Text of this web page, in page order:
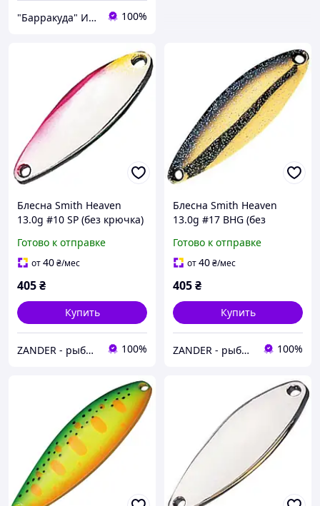
"Барракуда" Интернет-магазин 100%
Блесна Smith Heaven
13.0g #10 SP (без крючка)
Готово к отправке
от40₴/мес
405₴
Купить
ZANDER - рыболовный интернет-магазин 100%
Блесна Smith Heaven
13.0g #17 BHG (без
Готово к отправке
от40₴/мес
405₴
Купить
ZANDER - рыболовный интернет-магазин 100%